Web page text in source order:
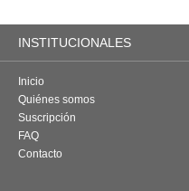
INSTITUCIONALES
Inicio
Quiénes somos
Suscripción
FAQ
Contacto